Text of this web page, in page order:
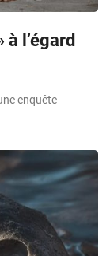
l’égard
enquête